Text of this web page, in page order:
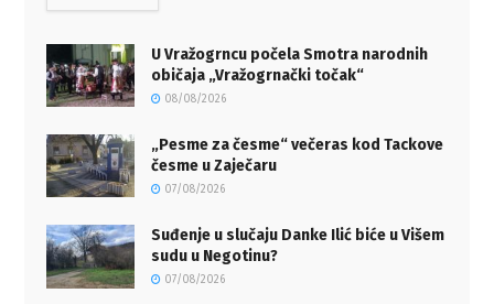
U Vražogrncu počela Smotra narodnih
običaja „Vražogrnački točak“
08/08/2026
„Pesme za česme“ večeras kod Tackove
česme u Zaječaru
07/08/2026
Suđenje u slučaju Danke Ilić biće u Višem
sudu u Negotinu?
07/08/2026